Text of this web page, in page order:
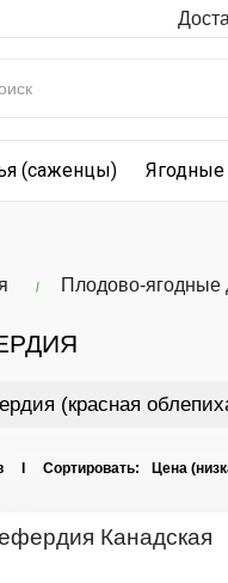
(саженцы) Ягодные
Плодово-ягодные
(красная
I Сортировать: